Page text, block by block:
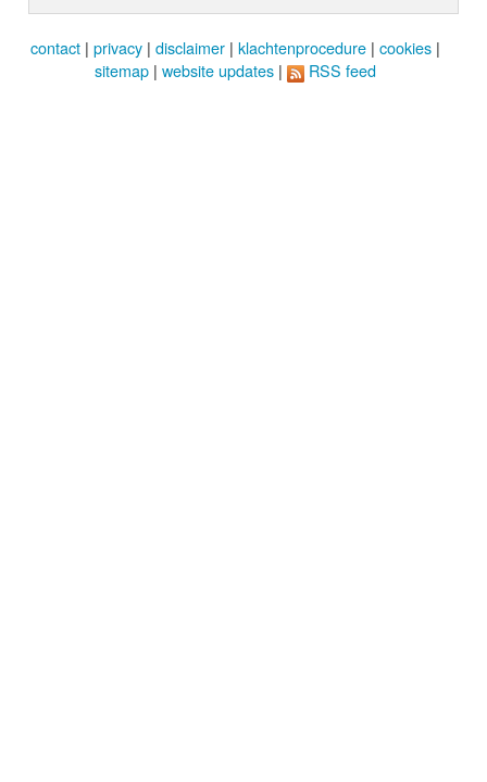
contact | privacy | disclaimer | klachtenprocedure | cookies |
sitemap | website updates | RSS feed